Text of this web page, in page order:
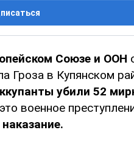
Союзе и ООН
Гроза в Купянском
убили 52
военное